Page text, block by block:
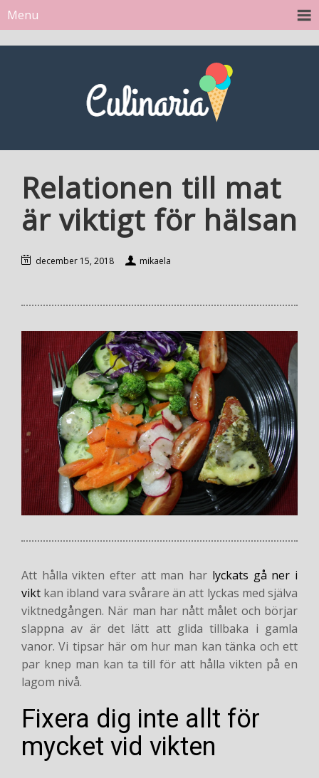
Menu
Relationen till mat
är viktigt för hälsan
december 15, 2018 mikaela
Att hålla vikten efter att man har lyckats gå ner i
vikt kan ibland vara svårare än att lyckas med själva
viktnedgången. När man har nått målet och börjar
slappna av är det lätt att glida tillbaka i gamla
vanor. Vi tipsar här om hur man kan tänka och ett
par knep man kan ta till för att hålla vikten på en
lagom nivå.
Fixera dig inte allt för
mycket vid vikten